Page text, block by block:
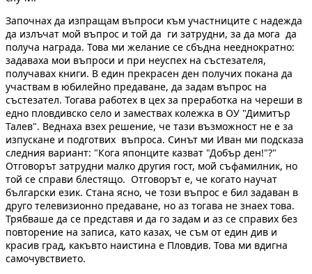
Започнах да изпращам въпроси към участниците с надежда
да излъчат мой въпрос и той да ги затрудни, за да мога да
получа награда. Това ми желание се сбъдна нееднократно:
задаваха мои въпроси и при неуспех на състезателя,
получавах книги. В един прекрасен ден получих покана да
участвам в юбилейно предаване, да задам въпрос на
състезател. Тогава работех в цех за преработка на череши в
едно пловдивско село и замествах колежка в ОУ "Димитър
Талев". Веднаха взех решение, че тази възможност не е за
изпускане и подготвих въпроса. Синът ми Иван ми подсказа
следния вариант: "Кога японците казват "Добър ден!"?"
Отговорът затрудни малко другия гост, мой съфамилник, но
той се справи блестящо. Отговорът е, че когато научат
български език. Стана ясно, че този въпрос е бил задаван в
друго телевизионно предаване, но аз тогава не знаех това.
Трябваше да се представя и да го задам и аз се справих без
повторение на записа, като казах, че съм от един див и
красив град, какъвто наистина е Пловдив. Това ми вдигна
самочувствието.